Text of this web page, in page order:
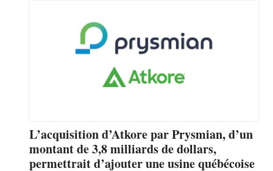
L’acquisition d’Atkore par Prysmian, d’un
montant de 3,8 milliards de dollars,
permettrait d’ajouter une usine québécoise